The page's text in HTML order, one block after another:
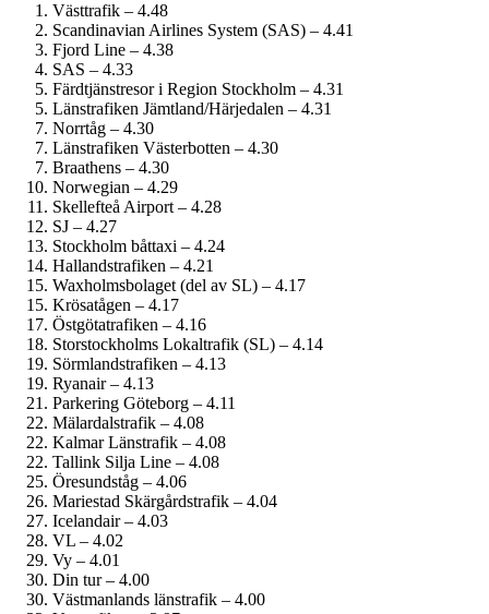
Västtrafik – 4.48
Scandinavian Airlines System (SAS) – 4.41
Fjord Line – 4.38
SAS – 4.33
Färdtjänstresor i Region Stockholm – 4.31
Länstrafiken Jämtland/Härjedalen – 4.31
Norrtåg – 4.30
Länstrafiken Västerbotten – 4.30
Braathens – 4.30
Norwegian – 4.29
Skellefteå Airport – 4.28
SJ – 4.27
Stockholm båttaxi – 4.24
Hallandstrafiken – 4.21
Waxholmsbolaget (del av SL) – 4.17
Krösatågen – 4.17
Östgötatrafiken – 4.16
Storstockholms Lokaltrafik (SL) – 4.14
Sörmlandstrafiken – 4.13
Ryanair – 4.13
Parkering Göteborg – 4.11
Mälardalstrafik – 4.08
Kalmar Länstrafik – 4.08
Tallink Silja Line – 4.08
Öresundståg – 4.06
Mariestad Skärgårdstrafik – 4.04
Icelandair – 4.03
VL – 4.02
Vy – 4.01
Din tur – 4.00
Västmanlands länstrafik – 4.00